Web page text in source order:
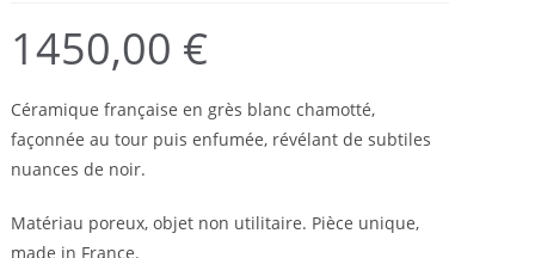
1450,00 €
Céramique française en grès blanc chamotté,
façonnée au tour puis enfumée, révélant de subtiles
nuances de noir.
Matériau poreux, objet non utilitaire. Pièce unique,
made in France.